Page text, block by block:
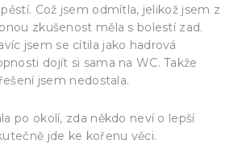
Což jsem odmítla, jelikož jsem z
zkušenost měla s bolestí zad.
jsem se cítila jako hadrová
dojít si sama na WC. Takže
jsem nedostala.
po okolí, zda někdo neví o lepší
jde ke kořenu věci.